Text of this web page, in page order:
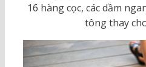
16 hàng cọc, các dầm
tông thay